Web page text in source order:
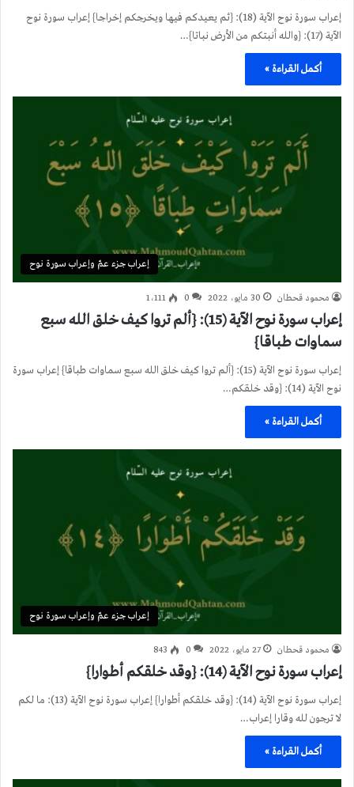
إعراب سورة نوح الآية (18): {ثم يعيدكم فيها ويخرجكم إخراجا} إعراب سورة نوح
الآية (17): {والله أنبتكم من الأرض نباتا}…
أكمل القراءة »
إعراب جزء عمّ وإعراب سورة نوح
محمود قحطان 30 مايو، 2022 0 1٬111
إعراب سورة نوح الآية (15): {ألم تروا كيف خلق الله سبع
سماوات طباقا}
إعراب سورة نوح الآية (15): {ألم تروا كيف خلق الله سبع سماوات طباقا} إعراب سورة
نوح الآية (14): {وقد خلقكم…
أكمل القراءة »
إعراب جزء عمّ وإعراب سورة نوح
محمود قحطان 27 مايو، 2022 0
843
إعراب سورة نوح الآية (14): {وقد خلقكم أطوارا}
إعراب سورة نوح الآية (14): {وقد خلقكم أطوارا} إعراب سورة نوح الآية (13): ما لكم
لا ترجون لله وقارا إعراب…
أكمل القراءة »